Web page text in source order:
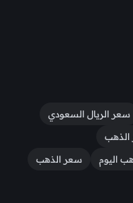
سعر الريال السعودي
الذهب
اليوم سعر الذهب